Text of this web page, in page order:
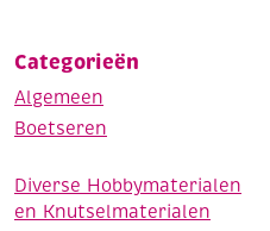
Categorieën
Algemeen
Boetseren
Diverse Hobbymaterialen
en Knutselmaterialen